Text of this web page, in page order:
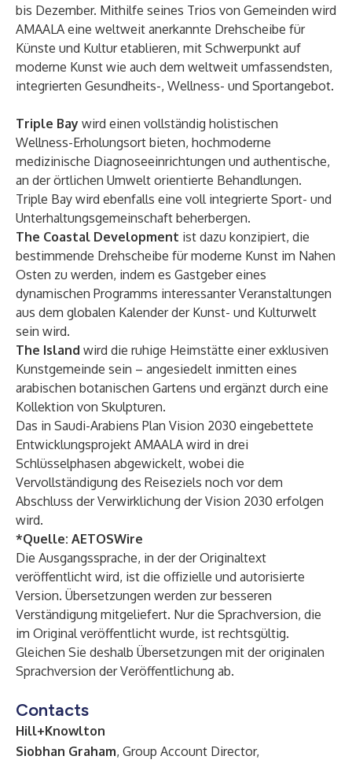
bis Dezember. Mithilfe seines Trios von Gemeinden wird
AMAALA eine weltweit anerkannte Drehscheibe für
Künste und Kultur etablieren, mit Schwerpunkt auf
moderne Kunst wie auch dem weltweit umfassendsten,
integrierten Gesundheits-, Wellness- und Sportangebot.
Triple Bay wird einen vollständig holistischen
Wellness-Erholungsort bieten, hochmoderne
medizinische Diagnoseeinrichtungen und authentische,
an der örtlichen Umwelt orientierte Behandlungen.
Triple Bay wird ebenfalls eine voll integrierte Sport- und
Unterhaltungsgemeinschaft beherbergen.
The Coastal Development ist dazu konzipiert, die
bestimmende Drehscheibe für moderne Kunst im Nahen
Osten zu werden, indem es Gastgeber eines
dynamischen Programms interessanter Veranstaltungen
aus dem globalen Kalender der Kunst- und Kulturwelt
sein wird.
The Island wird die ruhige Heimstätte einer exklusiven
Kunstgemeinde sein – angesiedelt inmitten eines
arabischen botanischen Gartens und ergänzt durch eine
Kollektion von Skulpturen.
Das in Saudi-Arabiens Plan Vision 2030 eingebettete
Entwicklungsprojekt AMAALA wird in drei
Schlüsselphasen abgewickelt, wobei die
Vervollständigung des Reiseziels noch vor dem
Abschluss der Verwirklichung der Vision 2030 erfolgen
wird.
*Quelle: AETOSWire
Die Ausgangssprache, in der der Originaltext
veröffentlicht wird, ist die offizielle und autorisierte
Version. Übersetzungen werden zur besseren
Verständigung mitgeliefert. Nur die Sprachversion, die
im Original veröffentlicht wurde, ist rechtsgültig.
Gleichen Sie deshalb Übersetzungen mit der originalen
Sprachversion der Veröffentlichung ab.
Contacts
Hill+Knowlton
Siobhan Graham, Group Account Director,